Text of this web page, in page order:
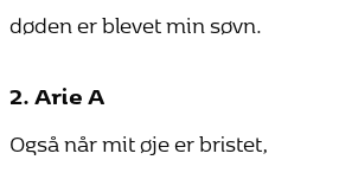
døden er blevet min søvn.
2. Arie A
Også når mit øje er bristet,